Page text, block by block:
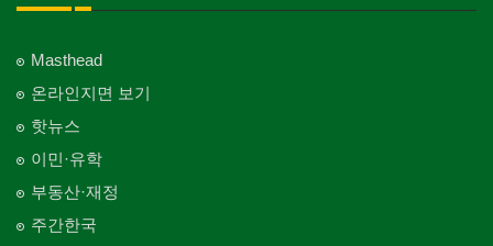
Masthead
온라인지면 보기
핫뉴스
이민·유학
부동산·재정
주간한국